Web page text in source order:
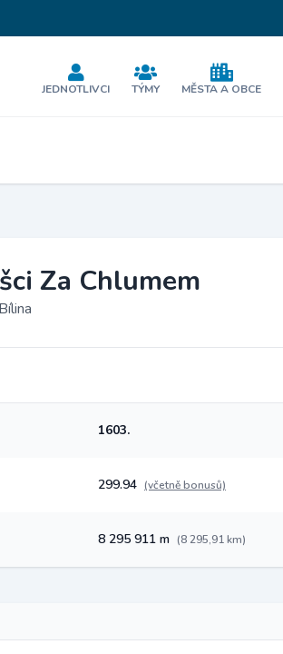
JEDNOTLIVCI TÝMY MĚSTA A OBCE
Za Chlumem
1603.
299.94 (včetně bonusů)
8 295 911 m (8 295,91 km)